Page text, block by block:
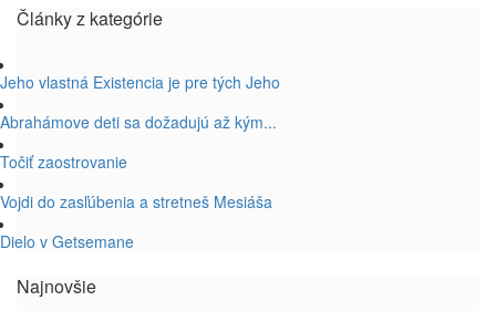
Články z kategórie
Jeho vlastná Existencia je pre tých Jeho
Abrahámove deti sa dožadujú až kým...
Točiť zaostrovanie
Vojdi do zasľúbenia a stretneš Mesiáša
Dielo v Getsemane
Najnovšie